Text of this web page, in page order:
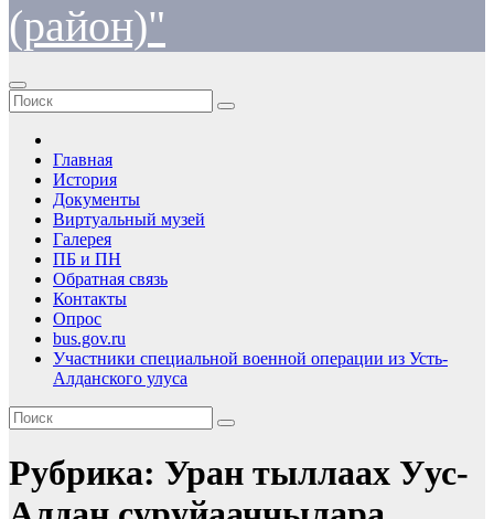
(район)"
Главная
История
Документы
Виртуальный музей
Галерея
ПБ и ПН
Обратная связь
Контакты
Опрос
bus.gov.ru
Участники специальной военной операции из Усть-
Алданского улуса
Рубрика: Уран тыллаах Уус-